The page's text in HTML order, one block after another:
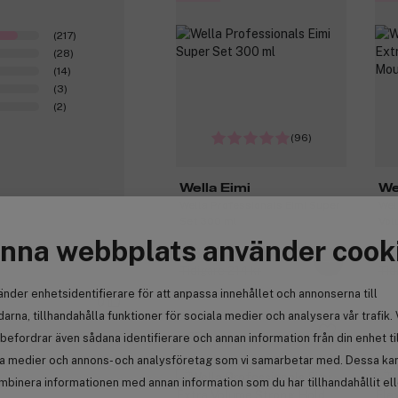
webbplats använder
enhetsidentifierare för att anpassa innehållet och annonserna till
tillhandahålla funktioner för sociala medier och analysera vår trafik.
även sådana identifierare och annan information från din enhet
medier och annons- och analysföretag som vi samarbetar med. Dessa
informationen med annan information som du har tillhandahållit
(96)
Wella Eimi
160 kr
-25% -
(217)
(28)
(14)
(3)
(2)
0